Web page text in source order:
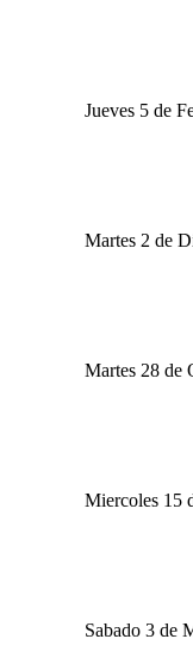
Jueves 5 de
Martes 2 de
Martes 28 de
Miercoles 15
Sabado 3 de